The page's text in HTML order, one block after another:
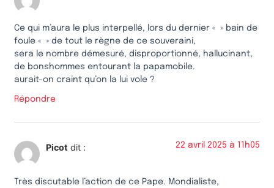
Ce qui m’aura le plus interpellé, lors du dernier « » bain de
foule « » de tout le règne de ce souveraini,
sera le nombre démesuré, disproportionné, hallucinant,
de bonshommes entourant la papamobile.
aurait-on craint qu’on la lui vole ?
Répondre
Picot dit : 22 avril 2025 à 11h05
Très discutable l’action de ce Pape. Mondialiste,